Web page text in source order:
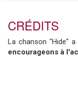
CRÉDITS
La chanson "Hide"
encourageons à